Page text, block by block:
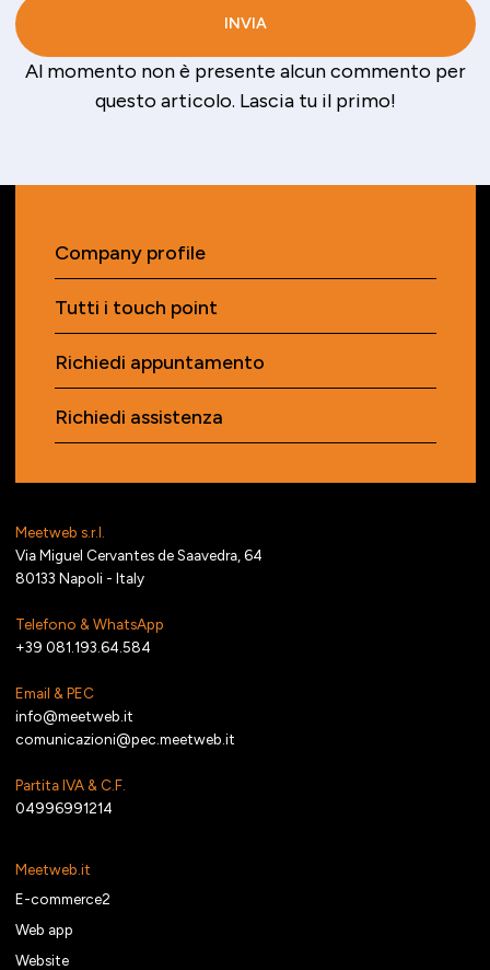
Al momento non è presente alcun commento per
questo articolo. Lascia tu il primo!
Meetweb s.r.l.
Via Miguel Cervantes de Saavedra, 64
80133 Napoli - Italy
Telefono & WhatsApp
+39 081.193.64.584
Email & PEC
info@meetweb.it
comunicazioni@pec.meetweb.it
Partita IVA & C.F.
04996991214
Meetweb.it
E-commerce2
Web app
Website
Company profile
Tutti i touch point
Richiedi appuntamento
Richiedi assistenza